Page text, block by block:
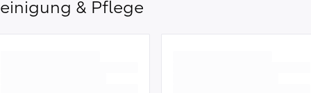
& Pflege